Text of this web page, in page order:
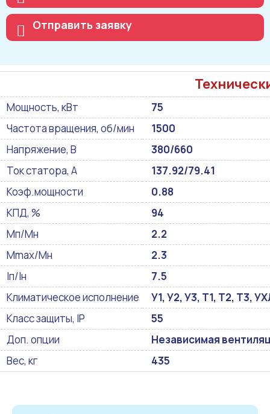
Отправить заявку
Мощность, кВт
75
Частота вращения, об/мин
1500
Напряжение, В
380/660
Ток статора, А
137.92/79.41
Коэф.мощности
0.88
КПД, %
94
Мп/Мн
2.2
Mmax/Mн
2.3
Iп/Iн
7.5
Климатическое исполнение
У1, У2, У3, Т1, Т2, Т3,
Класс защиты, IP
55
Доп. опции
Независимая
Вес, кг
435